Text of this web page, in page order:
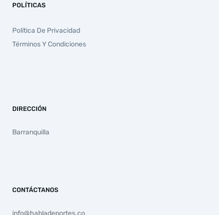
POLÍTICAS
Política De Privacidad
Términos Y Condiciones
DIRECCIÓN
Barranquilla
CONTÁCTANOS
info@habladeportes.co